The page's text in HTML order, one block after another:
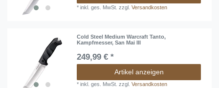
*inkl. ges. MwSt. zzgl.Versandkosten
Cold Steel Medium Warcraft Tanto,
Kampfmesser, San Mai III
249,99 € *
Artikel anzeigen
*inkl. ges. MwSt. zzgl.Versandkosten